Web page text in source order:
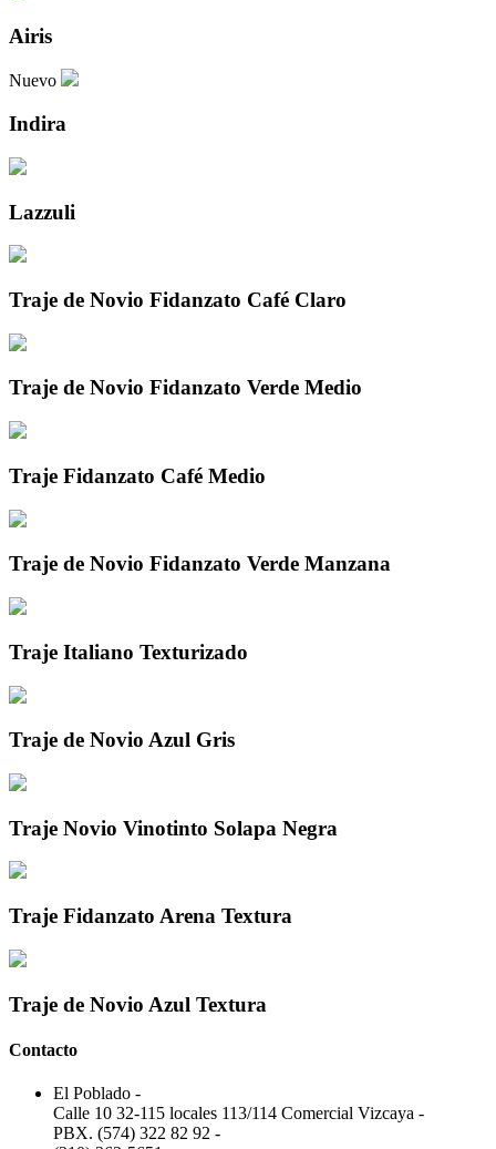
Airis
Nuevo
Indira
Lazzuli
Traje de Novio Fidanzato Café Claro
Traje de Novio Fidanzato Verde Medio
Traje Fidanzato Café Medio
Traje de Novio Fidanzato Verde Manzana
Traje Italiano Texturizado
Traje de Novio Azul Gris
Traje Novio Vinotinto Solapa Negra
Traje Fidanzato Arena Textura
Traje de Novio Azul Textura
Contacto
El Poblado -
Calle 10 32-115 locales 113/114 Comercial Vizcaya -
PBX. (574) 322 82 92 -